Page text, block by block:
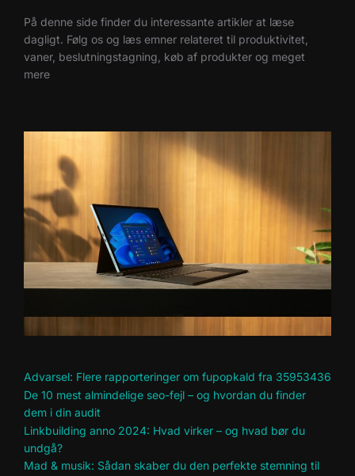
På denne side finder du interessante artikler at læse
dagligt. Følg os og læs emner relateret til produktivitet,
vaner, beslutningstagning, køb af produkter og meget
mere
Advarsel: Flere rapporteringer om fupopkald fra 35953436
De 10 mest almindelige seo-fejl – og hvordan du finder
dem i din audit
Linkbuilding anno 2024: Hvad virker – og hvad bør du
undgå?
Mad & musik: Sådan skaber du den perfekte stemning til